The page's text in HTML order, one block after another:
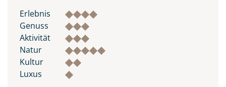
Erlebnis
Genuss
Aktivität
Natur
Kultur
Luxus